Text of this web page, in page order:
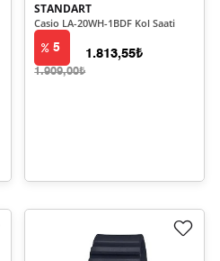
STANDART
Casio LA-20WH-1BDF Kol Saati
5
1.909,00₺
1.813,55₺